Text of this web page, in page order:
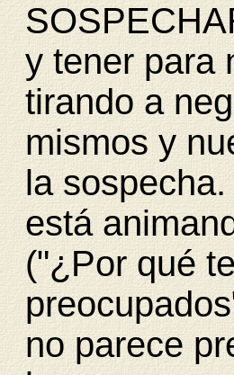
y tener para
tirando a
mismos y
la
está
("¿Por qué
no parece